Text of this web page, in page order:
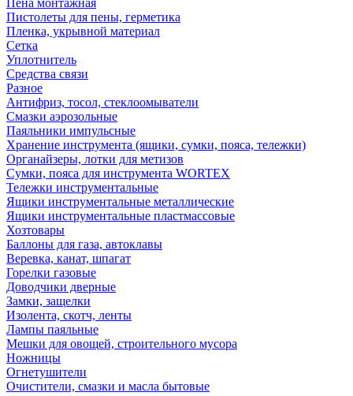
Пена монтажная
Пистолеты для пены, герметика
Пленка, укрывной материал
Сетка
Уплотнитель
Средства связи
Разное
Антифриз, тосол, стеклоомыватели
Смазки аэрозольные
Паяльники импульсные
Хранение инструмента (ящики, сумки, пояса, тележки)
Органайзеры, лотки для метизов
Сумки, пояса для инструмента WORTEX
Тележки инструментальные
Ящики инструментальные металлические
Ящики инструментальные пластмассовые
Хозтовары
Баллоны для газа, автоклавы
Веревка, канат, шпагат
Горелки газовые
Доводчики дверные
Замки, защелки
Изолента, скотч, ленты
Лампы паяльные
Мешки для овощей, строительного мусора
Ножницы
Огнетушители
Очистители, смазки и масла бытовые